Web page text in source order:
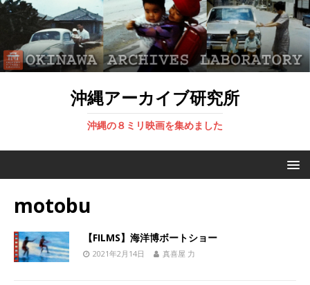
沖縄アーカイブ研究所
沖縄の８ミリ映画を集めました
motobu
【FILMS】海洋博ボートショー
2021年2月14日 真喜屋 力